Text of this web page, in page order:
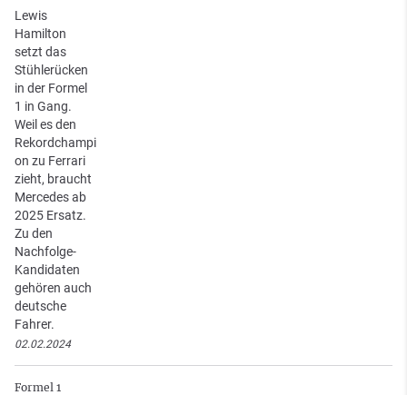
Lewis
Hamilton
setzt das
Stühlerücken
in der Formel
1 in Gang.
Weil es den
Rekordchampi
on zu Ferrari
zieht, braucht
Mercedes ab
2025 Ersatz.
Zu den
Nachfolge-
Kandidaten
gehören auch
deutsche
Fahrer.
02.02.2024
Formel 1